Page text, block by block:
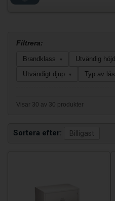
Sortera efter
Filtrera:
Brandklass ▾ Utvändig höjd
Utvändigt djup ▾ Typ av lås
Visar 30 av 30 produkter